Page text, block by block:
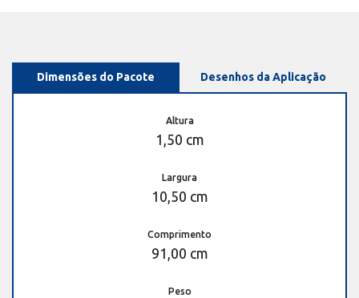
Dimensões do Pacote Desenhos da Aplicação
Altura
1,50 cm
Largura
10,50 cm
Comprimento
91,00 cm
Peso